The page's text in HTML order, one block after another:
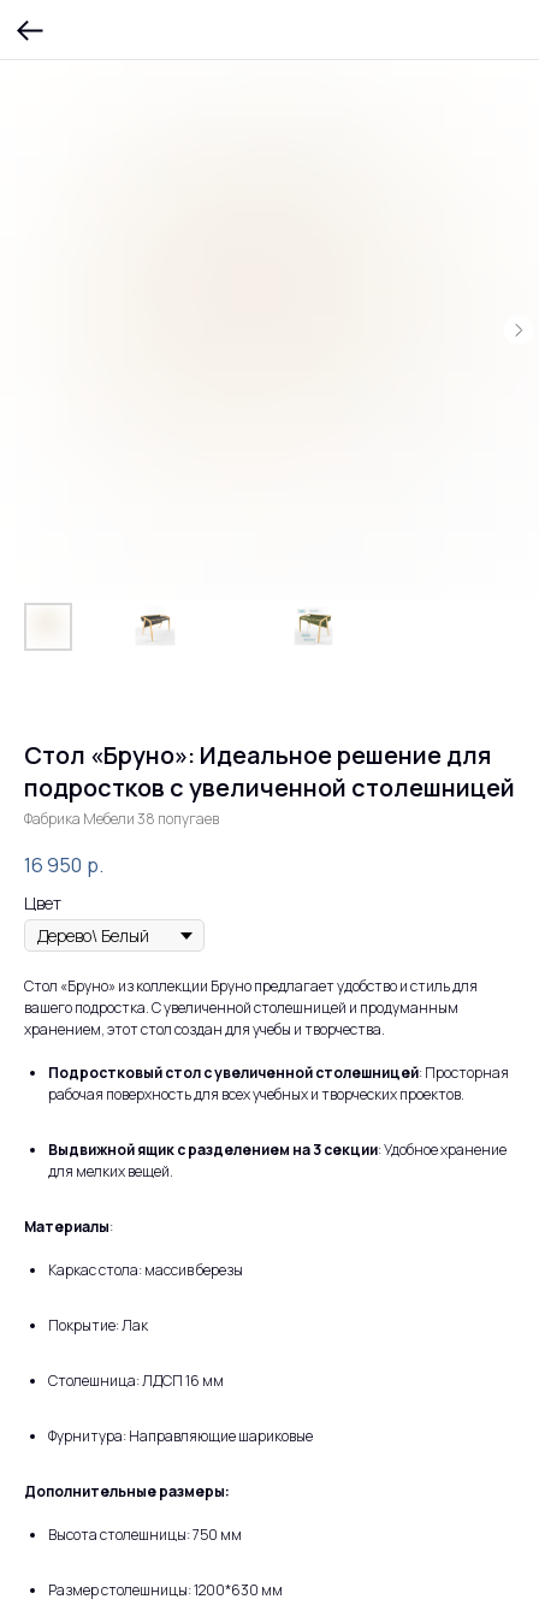
Стол «Бруно»: Идеальное решение для
подростков с увеличенной столешницей
Фабрика Мебели 38 попугаев
16 950 р.
Цвет
Стол «Бруно» из коллекции Бруно предлагает удобство и стиль для
вашего подростка. С увеличенной столешницей и продуманным
хранением, этот стол создан для учебы и творчества.
Подростковый стол с увеличенной столешницей: Просторная
рабочая поверхность для всех учебных и творческих проектов.
Выдвижной ящик с разделением на 3 секции: Удобное хранение
для мелких вещей.
Материалы:
Каркас стола: массив березы
Покрытие: Лак
Столешница: ЛДСП 16 мм
Фурнитура: Направляющие шариковые
Дополнительные размеры:
Высота столешницы: 750 мм
Размер столешницы: 1200*630 мм